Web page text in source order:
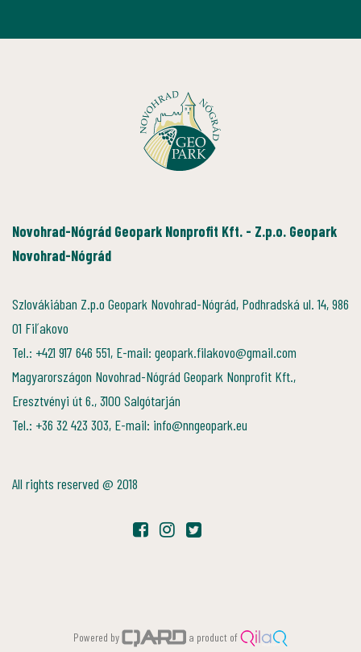
Novohrad-Nógrád Geopark Nonprofit Kft. - Z.p.o. Geopark
Novohrad-Nógrád
Szlovákiában Z.p.o Geopark Novohrad-Nógrád, Podhradská ul. 14, 986
01 Fiľakovo
Tel.: +421 917 646 551, E-mail: geopark.filakovo@gmail.com
Magyarországon Novohrad-Nógrád Geopark Nonprofit Kft.,
Eresztvényi út 6., 3100 Salgótarján
Tel.: +36 32 423 303, E-mail: info@nngeopark.eu
All rights reserved @ 2018
Powered by a product of